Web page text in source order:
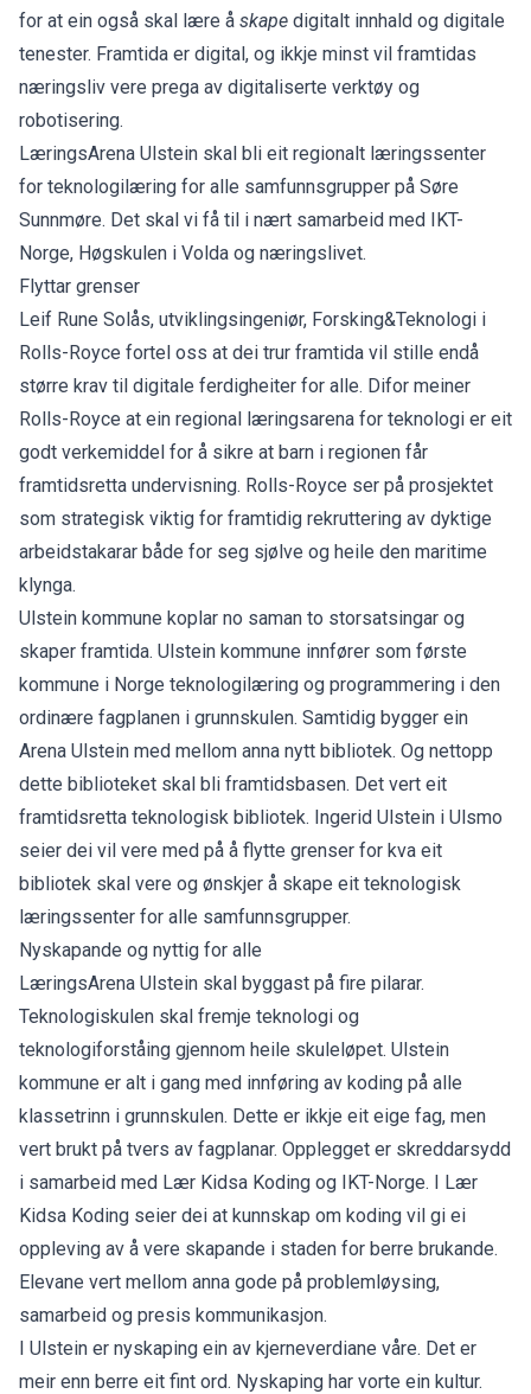
for at ein også skal lære å skape digitalt innhald og digitale
tenester. Framtida er digital, og ikkje minst vil framtidas
næringsliv vere prega av digitaliserte verktøy og
robotisering.
LæringsArena Ulstein skal bli eit regionalt læringssenter
for teknologilæring for alle samfunnsgrupper på Søre
Sunnmøre. Det skal vi få til i nært samarbeid med IKT-
Norge, Høgskulen i Volda og næringslivet.
Flyttar grenser
Leif Rune Solås, utviklingsingeniør, Forsking&Teknologi i
Rolls-Royce fortel oss at dei trur framtida vil stille endå
større krav til digitale ferdigheiter for alle. Difor meiner
Rolls-Royce at ein regional læringsarena for teknologi er eit
godt verkemiddel for å sikre at barn i regionen får
framtidsretta undervisning. Rolls-Royce ser på prosjektet
som strategisk viktig for framtidig rekruttering av dyktige
arbeidstakarar både for seg sjølve og heile den maritime
klynga.
Ulstein kommune koplar no saman to storsatsingar og
skaper framtida. Ulstein kommune innfører som første
kommune i Norge teknologilæring og programmering i den
ordinære fagplanen i grunnskulen. Samtidig bygger ein
Arena Ulstein med mellom anna nytt bibliotek. Og nettopp
dette biblioteket skal bli framtidsbasen. Det vert eit
framtidsretta teknologisk bibliotek. Ingerid Ulstein i Ulsmo
seier dei vil vere med på å flytte grenser for kva eit
bibliotek skal vere og ønskjer å skape eit teknologisk
læringssenter for alle samfunnsgrupper.
Nyskapande og nyttig for alle
LæringsArena Ulstein skal byggast på fire pilarar.
Teknologiskulen skal fremje teknologi og
teknologiforståing gjennom heile skuleløpet. Ulstein
kommune er alt i gang med innføring av koding på alle
klassetrinn i grunnskulen. Dette er ikkje eit eige fag, men
vert brukt på tvers av fagplanar. Opplegget er skreddarsydd
i samarbeid med Lær Kidsa Koding og IKT-Norge. I Lær
Kidsa Koding seier dei at kunnskap om koding vil gi ei
oppleving av å vere skapande i staden for berre brukande.
Elevane vert mellom anna gode på problemløysing,
samarbeid og presis kommunikasjon.
I Ulstein er nyskaping ein av kjerneverdiane våre. Det er
meir enn berre eit fint ord. Nyskaping har vorte ein kultur.